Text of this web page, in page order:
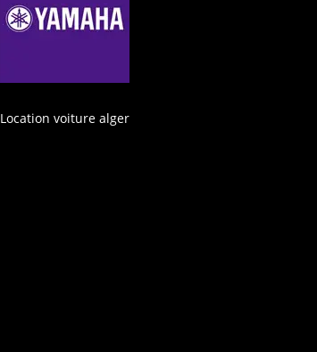
Location voiture alger